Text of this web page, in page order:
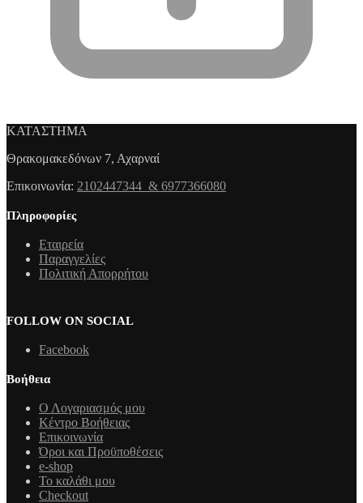
ΚΑΤΑΣΤΗΜΑ
Θρακομακεδόνων 7, Αχαρναί
Επικοινωνία: 2102447344 & 6977366080
Πληροφορίες
Εταιρεία
Παραγγελίες
Πολιτική Απορρήτου
FOLLOW ON SOCIAL
Facebook
Βοήθεια
Ο Λογαριασμός μου
Κέντρο Βοήθειας
Επικοινωνία
Όροι και Προϋποθέσεις
e-shop
Το καλάθι μου
Checkout